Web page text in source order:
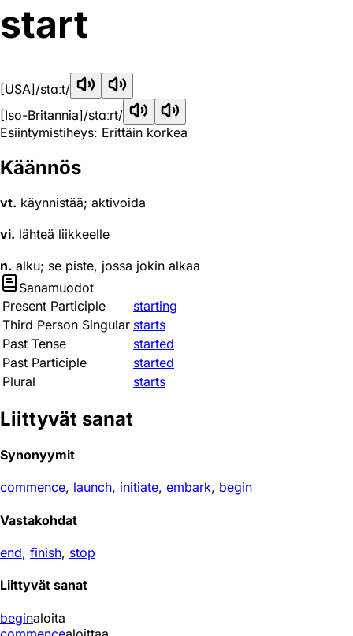
start
[USA] /stɑːt/
[Iso-Britannia]/stɑːrt/
Esiintymistiheys: Erittäin korkea
Käännös
vt. käynnistää; aktivoida
vi. lähteä liikkeelle
n. alku; se piste, jossa jokin alkaa
Sanamuodot
Present Participle
starting
Third Person Singular starts
Past Tense
started
Past Participle
started
Plural
starts
Liittyvät sanat
Synonyymit
commence, launch, initiate, embark, begin
Vastakohdat
end, finish, stop
Liittyvät sanat
beginaloita